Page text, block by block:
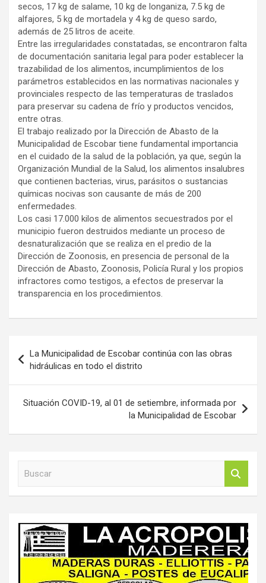
secos, 17 kg de salame, 10 kg de longaniza, 7.5 kg de
alfajores, 5 kg de mortadela y 4 kg de queso sardo,
además de 25 litros de aceite.
Entre las irregularidades constatadas, se encontraron falta
de documentación sanitaria legal para poder establecer la
trazabilidad de los alimentos, incumplimientos de los
parámetros establecidos en las normativas nacionales y
provinciales respecto de las temperaturas de traslados
para preservar su cadena de frío y productos vencidos,
entre otras.
El trabajo realizado por la Dirección de Abasto de la
Municipalidad de Escobar tiene fundamental importancia
en el cuidado de la salud de la población, ya que, según la
Organización Mundial de la Salud, los alimentos insalubres
que contienen bacterias, virus, parásitos o sustancias
químicas nocivas son causante de más de 200
enfermedades.
Los casi 17.000 kilos de alimentos secuestrados por el
municipio fueron destruidos mediante un proceso de
desnaturalización que se realiza en el predio de la
Dirección de Zoonosis, en presencia de personal de la
Dirección de Abasto, Zoonosis, Policía Rural y los propios
infractores como testigos, a efectos de preservar la
transparencia en los procedimientos.
de
entradas
La Municipalidad de Escobar continúa con las obras
hidráulicas en todo el distrito
Situación COVID-19, al 01 de setiembre, informada por
la Municipalidad de Escobar
r